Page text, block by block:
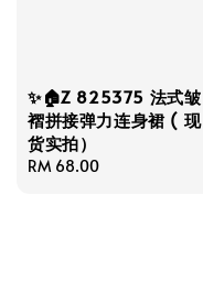
✨🏠Z 825375 法式皱
褶拼接弹力连身裙 ( 现
货实拍）
Regular
RM 68.00